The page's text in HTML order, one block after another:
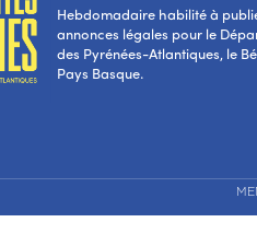
Hebdomadaire habilité à
annonces légales pour le
des Pyrénées-Atlantiques, le
Pays Basque.